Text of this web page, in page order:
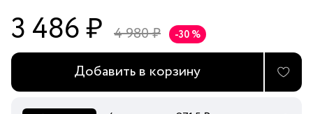
3 486 ₽ 4 980 ₽ -30 %
Добавить в корзину